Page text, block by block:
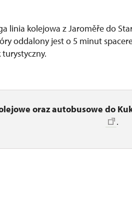
linia kolejowa z Jaroměře do
oddalony jest o 5 minut
turystyczny.
oraz autobusowe do
.